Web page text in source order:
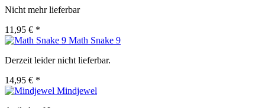
Nicht mehr lieferbar
11,95 € *
Math Snake 9
Derzeit leider nicht lieferbar.
14,95 € *
Mindjewel